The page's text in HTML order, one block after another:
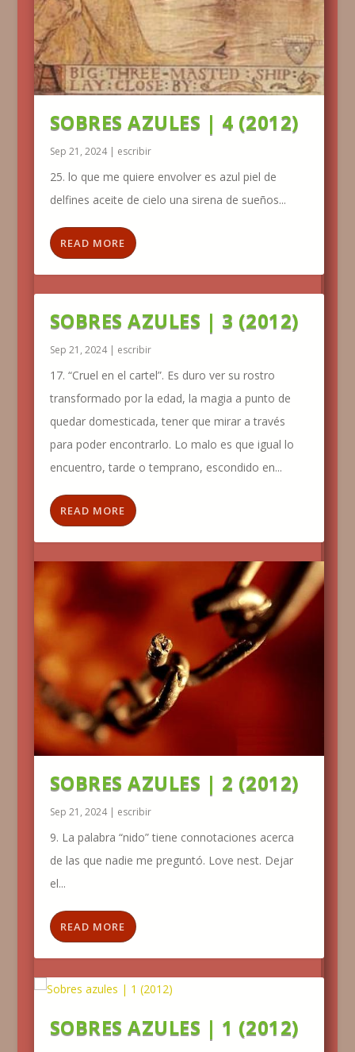
SOBRES AZULES | 4 (2012)
Sep 21, 2024| escribir
25. lo que me quiere envolver es azul piel de
delfines aceite de cielo una sirena de sueños...
READ MORE
SOBRES AZULES | 3 (2012)
Sep 21, 2024| escribir
17. “Cruel en el cartel”. Es duro ver su rostro
transformado por la edad, la magia a punto de
quedar domesticada, tener que mirar a través
para poder encontrarlo. Lo malo es que igual lo
encuentro, tarde o temprano, escondido en...
READ MORE
SOBRES AZULES | 2 (2012)
Sep 21, 2024| escribir
9. La palabra “nido” tiene connotaciones acerca
de las que nadie me preguntó. Love nest. Dejar
el...
READ MORE
SOBRES AZULES | 1 (2012)